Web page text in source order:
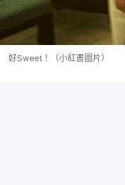
好Sweet！（小紅書圖片）